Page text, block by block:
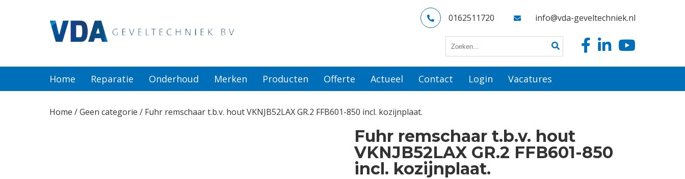
0162511720 info@vda-geveltechniek.nl
Home Reparatie Onderhoud Merken Producten Offerte Actueel Contact Login Vacatures
Home /Geen categorie / Fuhr remschaar t.b.v. hout VKNJB52LAX GR.2 FFB601-850 incl. kozijnplaat.
Fuhr remschaar t.b.v. hout
VKNJB52LAX GR.2 FFB601-850
incl. kozijnplaat.